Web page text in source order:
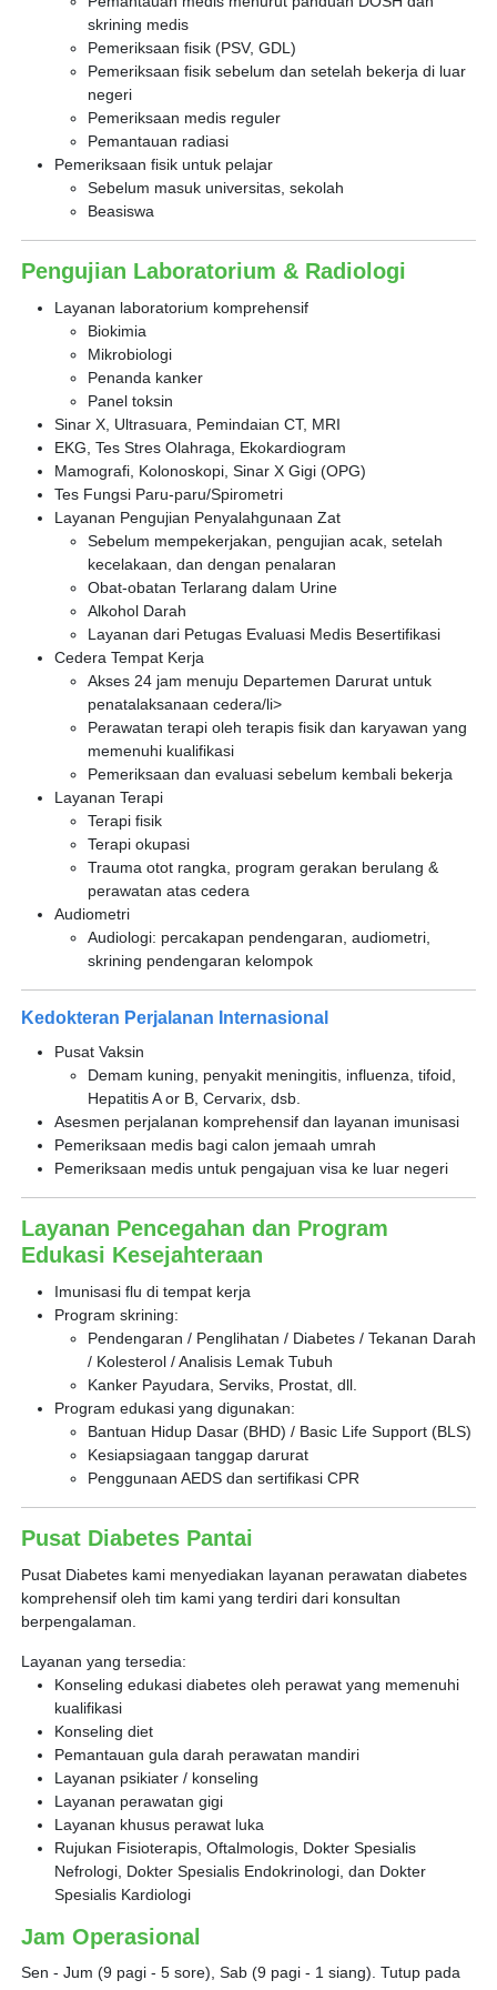
skrining medis
Pemeriksaan fisik (PSV, GDL)
Pemeriksaan fisik sebelum dan setelah bekerja di luar
negeri
Pemeriksaan medis reguler
Pemantauan radiasi
Pemeriksaan fisik untuk pelajar
Sebelum masuk universitas, sekolah
Beasiswa
Pengujian Laboratorium & Radiologi
Layanan laboratorium komprehensif
Biokimia
Mikrobiologi
Penanda kanker
Panel toksin
Sinar X, Ultrasuara, Pemindaian CT, MRI
EKG, Tes Stres Olahraga, Ekokardiogram
Mamografi, Kolonoskopi, Sinar X Gigi (OPG)
Tes Fungsi Paru-paru/Spirometri
Layanan Pengujian Penyalahgunaan Zat
Sebelum mempekerjakan, pengujian acak, setelah
kecelakaan, dan dengan penalaran
Obat-obatan Terlarang dalam Urine
Alkohol Darah
Layanan dari Petugas Evaluasi Medis Besertifikasi
Cedera Tempat Kerja
Akses 24 jam menuju Departemen Darurat untuk
penatalaksanaan cedera/li>
Perawatan terapi oleh terapis fisik dan karyawan yang
memenuhi kualifikasi
Pemeriksaan dan evaluasi sebelum kembali bekerja
Layanan Terapi
Terapi fisik
Terapi okupasi
Trauma otot rangka, program gerakan berulang &
perawatan atas cedera
Audiometri
Audiologi: percakapan pendengaran, audiometri,
skrining pendengaran kelompok
Kedokteran Perjalanan Internasional
Pusat Vaksin
Demam kuning, penyakit meningitis, influenza, tifoid,
Hepatitis A or B, Cervarix, dsb.
Asesmen perjalanan komprehensif dan layanan imunisasi
Pemeriksaan medis bagi calon jemaah umrah
Pemeriksaan medis untuk pengajuan visa ke luar negeri
Layanan Pencegahan dan Program
Edukasi Kesejahteraan
Imunisasi flu di tempat kerja
Program skrining:
Pendengaran / Penglihatan / Diabetes / Tekanan Darah
/ Kolesterol / Analisis Lemak Tubuh
Kanker Payudara, Serviks, Prostat, dll.
Program edukasi yang digunakan:
Bantuan Hidup Dasar (BHD) / Basic Life Support (BLS)
Kesiapsiagaan tanggap darurat
Penggunaan AEDS dan sertifikasi CPR
Pusat Diabetes Pantai
Pusat Diabetes kami menyediakan layanan perawatan diabetes
komprehensif oleh tim kami yang terdiri dari konsultan
berpengalaman.
Layanan yang tersedia:
Konseling edukasi diabetes oleh perawat yang memenuhi
kualifikasi
Konseling diet
Pemantauan gula darah perawatan mandiri
Layanan psikiater / konseling
Layanan perawatan gigi
Layanan khusus perawat luka
Rujukan Fisioterapis, Oftalmologis, Dokter Spesialis
Nefrologi, Dokter Spesialis Endokrinologi, dan Dokter
Spesialis Kardiologi
Jam Operasional
Sen - Jum (9 pagi - 5 sore), Sab (9 pagi - 1 siang). Tutup pada